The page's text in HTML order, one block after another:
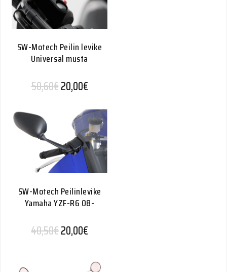
SW-Motech Peilin levike
Universal musta
50,60€Alkuperäinen hinta oli: 50,60€.
20,00€Nykyinen hinta on: 20,00€.
SW-Motech Peilinlevike
Yamaha YZF-R6 08-
40,50€Alkuperäinen hinta oli: 40,50€.
20,00€